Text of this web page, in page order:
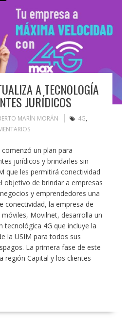
A TECNOLOGÍA
JURÍDICOS
MARÍN MORÁN 4G,
un plan para
jurídicos y brindarles sin
que les permitirá conectividad
objetivo de brindar a empresas
y emprendedores una
conectividad, la empresa de
Movilnet, desarrolla un
tecnológica 4G que incluye la
la USIM para todos sus
La primera fase de este
región Capital y los clientes